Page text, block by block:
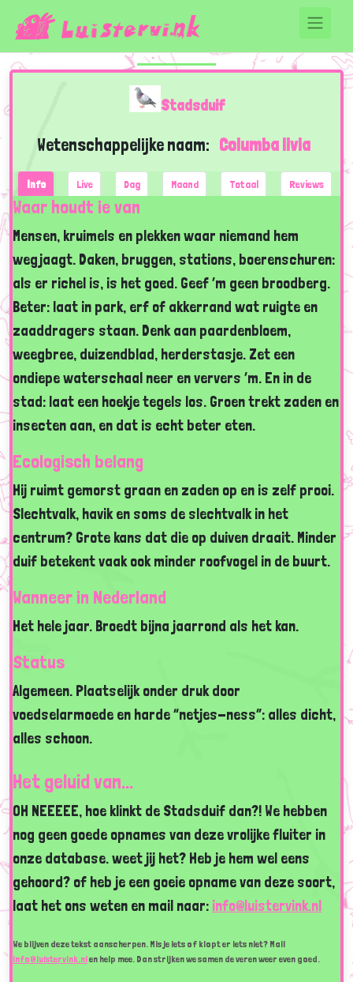
Stadsduif
Wetenschappelijke naam: Columba livia
Info Live Dag Maand Totaal Reviews
Waar houdt ie van
Mensen, kruimels en plekken waar niemand hem
wegjaagt. Daken, bruggen, stations, boerenschuren:
als er richel is, is het goed. Geef ’m geen broodberg.
Beter: laat in park, erf of akkerrand wat ruigte en
zaaddragers staan. Denk aan paardenbloem,
weegbree, duizendblad, herderstasje. Zet een
ondiepe waterschaal neer en ververs ‘m. En in de
stad: laat een hoekje tegels los. Groen trekt zaden en
insecten aan, en dat is echt beter eten.
Ecologisch belang
Hij ruimt gemorst graan en zaden op en is zelf prooi.
Slechtvalk, havik en soms de slechtvalk in het
centrum? Grote kans dat die op duiven draait. Minder
duif betekent vaak ook minder roofvogel in de buurt.
Wanneer in Nederland
Het hele jaar. Broedt bijna jaarrond als het kan.
Status
Algemeen. Plaatselijk onder druk door
voedselarmoede en harde “netjes-ness”: alles dicht,
alles schoon.
Het geluid van...
OH NEEEEE, hoe klinkt de Stadsduif dan?! We hebben
nog geen goede opnames van deze vrolijke fluiter in
onze database. weet jij het? Heb je hem wel eens
gehoord? of heb je een goeie opname van deze soort,
laat het ons weten en mail naar: info@luistervink.nl
We blijven deze tekst aanscherpen. Mis je iets of klopt er iets niet? Mail
info@luistervink.nlen help mee. Dan strijken we samen de veren weer even goed.